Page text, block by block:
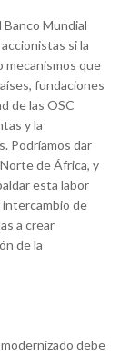
Mundial
si la
mecanismos que
fundaciones
de las OSC
y la
Podríamos dar
de África, y
esta labor
intercambio de
a crear
de la
debe